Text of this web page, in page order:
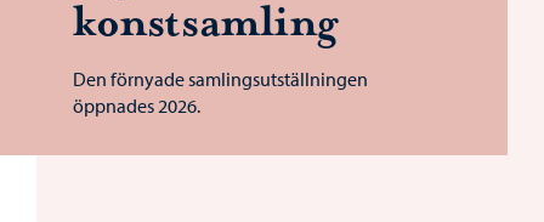
konstsamling
Den förnyade samlingsutställningen
öppnades 2026.